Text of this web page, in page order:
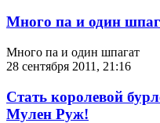
Много па и один
Много па и один шпагат
28 сентября 2011, 21:16
Стать королевой
Мулен Руж!